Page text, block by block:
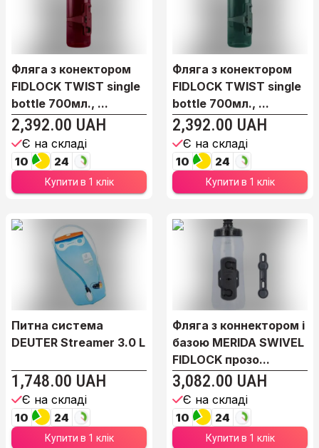
Фляга з конектором
FIDLOCK TWIST single
bottle 700мл., ...
2,392.00 UAH
Є на складі
10 24
Купити в 1 клік
Фляга з конектором
FIDLOCK TWIST single
bottle 700мл., ...
2,392.00 UAH
Є на складі
10 24
Купити в 1 клік
Питна система
DEUTER Streamer 3.0 L
1,748.00 UAH
Є на складі
10 24
Купити в 1 клік
Фляга з коннектором і
базою MERIDA SWIVEL
FIDLOCK прозо...
3,082.00 UAH
Є на складі
10 24
Купити в 1 клік